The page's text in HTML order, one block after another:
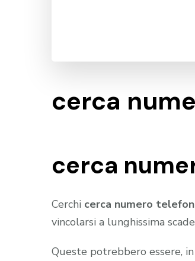
cerca
cerca
Cerchi cerca numero
vincolarsi a lunghissima
Queste potrebbero essere,